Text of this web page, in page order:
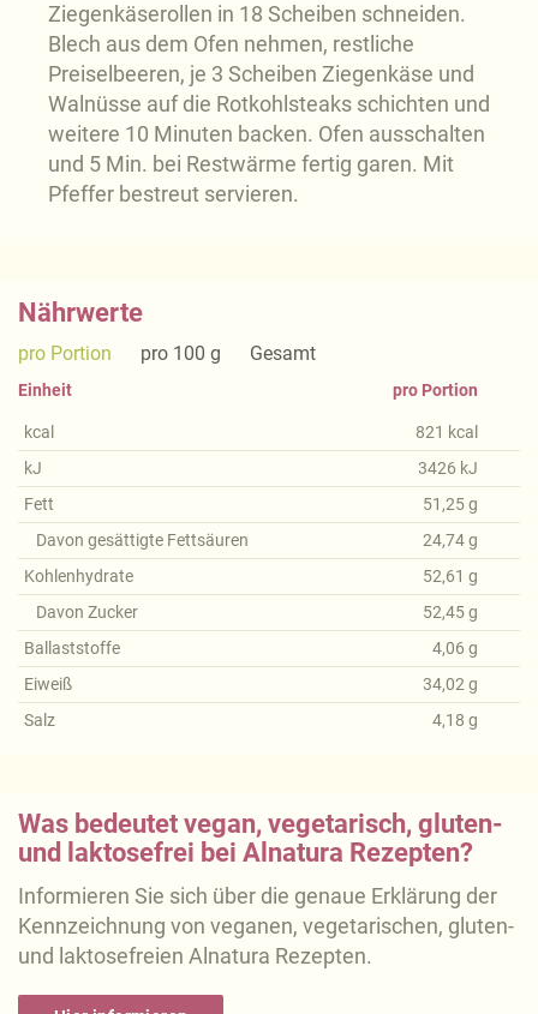
Ziegenkäserollen in 18 Scheiben schneiden.
Blech aus dem Ofen nehmen, restliche
Preiselbeeren, je 3 Scheiben Ziegenkäse und
Walnüsse auf die Rotkohlsteaks schichten und
weitere 10 Minuten backen. Ofen ausschalten
und 5 Min. bei Restwärme fertig garen. Mit
Pfeffer bestreut servieren.
Nährwerte
pro Portion pro 100 g Gesamt
Einheit
kcal
kJ
Fett
Davon gesättigte Fettsäuren
Kohlenhydrate
Davon Zucker
Ballaststoffe
Eiweiß
Salz
pro Portion
821 kcal
3426 kJ
51,25g
24,74g
52,61 g
52,45g
4,06 g
34,02 g
4,18 g
Was bedeutet vegan, vegetarisch, gluten-
und laktosefrei bei Alnatura Rezepten?
Informieren Sie sich über die genaue Erklärung der
Kennzeichnung von veganen, vegetarischen, gluten-
und laktosefreien Alnatura Rezepten.